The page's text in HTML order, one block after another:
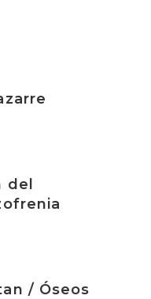
del
/ Óseos